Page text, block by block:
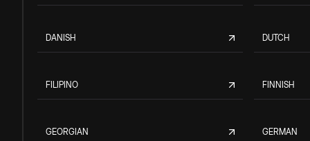
DANISH DUTCH
FILIPINO FINNISH
GEORGIAN GERMAN